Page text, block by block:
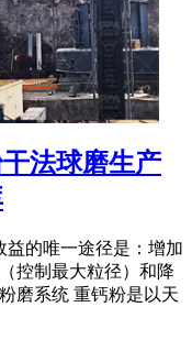
法球磨生产
益的唯一途径是：增加
控制最大粒径）和降
磨系统 重钙粉是以天